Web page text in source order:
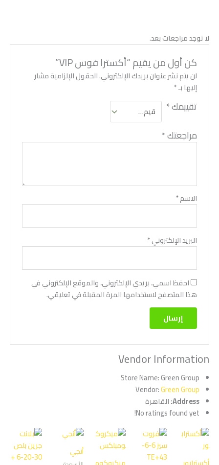
لا توجد مراجعات بعد.
كن أول من يقيم “أكسترا فوس VIP”
لن يتم نشر عنوان بريدك الإلكتروني.الحقول الإلزامية مشار
إليها بـ*
تقييمك*
مراجعتك*
الاسم*
البريد الإلكتروني*
احفظ اسمي، بريدي الإلكتروني، والموقع الإلكتروني في
هذا المتصفح لاستخدامها المرة المقبلة في تعليقي.
Vendor Information
Store Name:Green Group
Vendor:Green Group
Address: القاهرة
No ratings found yet!
أنجي